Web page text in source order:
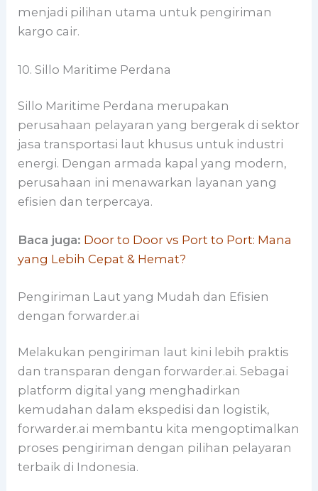
menjadi pilihan utama untuk pengiriman
kargo cair.
10. Sillo Maritime Perdana
Sillo Maritime Perdana merupakan
perusahaan pelayaran yang bergerak di sektor
jasa transportasi laut khusus untuk industri
energi. Dengan armada kapal yang modern,
perusahaan ini menawarkan layanan yang
efisien dan terpercaya.
Baca juga: Door to Door vs Port to Port: Mana
yang Lebih Cepat & Hemat?
Pengiriman Laut yang Mudah dan Efisien
dengan forwarder.ai
Melakukan pengiriman laut kini lebih praktis
dan transparan dengan forwarder.ai. Sebagai
platform digital yang menghadirkan
kemudahan dalam ekspedisi dan logistik,
forwarder.ai membantu kita mengoptimalkan
proses pengiriman dengan pilihan pelayaran
terbaik di Indonesia.